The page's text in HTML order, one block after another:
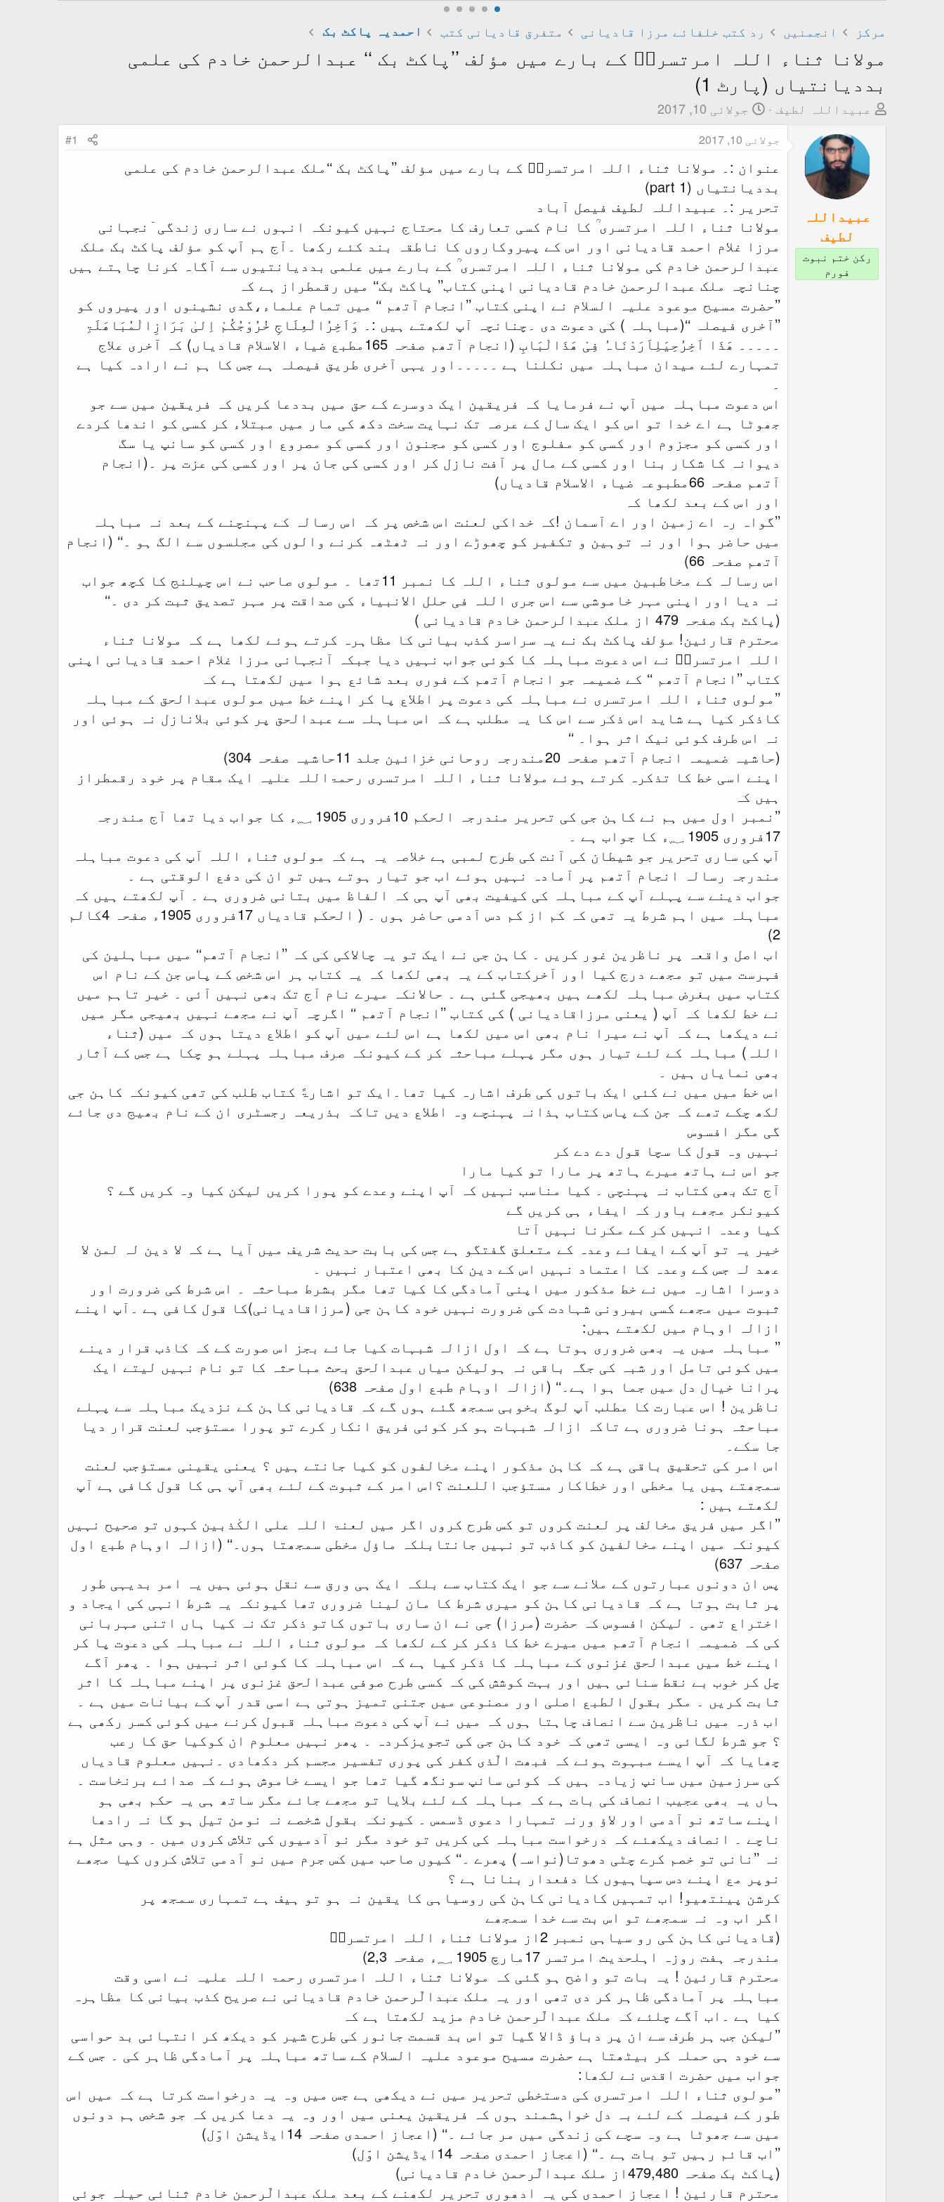
مرکز انجمنیں رد کتب خلفائے مرزا قادیانی متفرق قادیانی کتب احمدیہ پاکٹ بک
مولانا ثناء اللہ امرتسریؒ کے بارے میں مؤلف ’’پاکٹ بک ‘‘ عبدالرحمن خادم کی علمی
بددیانتیاں (پارٹ 1)
T
e
a
a
r
t
عبیداللہ لطیف
ت
ا
ر
خ
ا
ب
ت
ا
ء
جولائی 10, 2017
عبیداللہ
لطیف
رکن ختم نبوت
فورم
جولائی 10, 2017 #1
عنوان :۔ مولانا ثناء اللہ امرتسریؒ کے بارے میں مؤلف ’’پاکٹ بک ‘‘ملک عبدالرحمن خادم کی علمی
بددیانتیاں (part 1)
تحریر :۔ عبیداللہ لطیف فیصل آباد
مولانا ثناء اللہ امرتسری ؒ کا نام کسی تعارف کا محتاج نہیں کیونکہ انہوں نے ساری زندگی ٓنجہانی
مرزا غلام احمد قادیانی اور اس کے پیروکاروں کا ناطقہ بند کئے رکھا ۔آج ہم آپ کو مؤلف پاکٹ بک ملک
عبدالرحمن خادم کی مولانا ثناء اللہ امرتسری ؒ کے بارے میں علمی بددیانتیوں سے آگاہ کرنا چاہتے ہیں
چنانچہ ملک عبدالرحمن خادم قادیانی اپنی کتاب’’ پاکٹ بک‘‘ میں رقمطراز ہے کہ
’’حضرت مسیح موعود علیہ السلام نے اپنی کتاب ’’انجام آتھم ‘‘ میں تمام علماء،گدی نشینوں اور پیروں کو
’’آخری فیصلہ ‘‘(مباہلہ ) کی دعوت دی ۔چنانچہ آپ لکھتے ہیں :۔ وَاَخِرُالْعِلَاجِ خُرُوْجُکُمْ اِلیٰ بَرَازِالْمُبَاھَلَۃِ
۔۔۔۔۔ ھَذَا اَخِرُحِیَلِاَرَدْنَاہُ فِیْ ھَذَالْبَابِ (انجام آتھم صفحہ 165مطبع ضیاء الاسلام قادیاں) کہ آخری علاج
تمہارے لئے میدان مباہلہ میں نکلنا ہے ۔۔۔۔۔اور یہی آخری طریق فیصلہ ہے جس کا ہم نے ارادہ کیا ہے
۔
اس دعوت مباہلہ میں آپ نے فرمایا کہ فریقین ایک دوسرے کے حق میں بددعا کریں کہ فریقین میں سے جو
جھوٹا ہے اے خدا تو اس کو ایک سال کے عرصہ تک نہایت سخت دکھ کی مار میں مبتلاء کر کسی کو اندھا کردے
اور کسی کو مجزوم اور کسی کو مفلوج اور کسی کو مجنون اور کسی کو مصروع اور کسی کو سانپ یا سگ
دیوانہ کا شکار بنا اور کسی کے مال پر آفت نازل کر اور کسی کی جان پر اور کسی کی عزت پر ۔(انجام
آتھم صفحہ 66مطبوعہ ضیاء الاسلام قادیاں)
اور اس کے بعد لکھا کہ
’’گواہ رہ اے زمین اور اے آسمان !کہ خداکی لعنت اس شخص پر کہ اس رسالہ کے پہنچنے کے بعد نہ مباہلہ
میں حاضر ہوا اور نہ توہین و تکفیر کو چھوڑے اور نہ ٹھٹھہ کرنے والوں کی مجلسوں سے الگ ہو ۔‘‘ (انجام
آتھم صفحہ 66)
اس رسالہ کے مخاطبین میں سے مولوی ثناء اللہ کا نمبر 11تھا ۔ مولوی صاحب نے اس چیلنج کا کچھ جواب
نہ دیا اور اپنی مہر خاموشی سے اس جری اللہ فی حلل الانبیاء کی صداقت پر مہر تصدیق ثبت کر دی ۔‘‘
(پاکٹ بک صفحہ 479 از ملک عبدالرحمن خادم قادیانی )
محترم قارئین! مؤلف پاکٹ بک نے یہ سراسر کذب بیانی کا مظاہرہ کرتے ہوئے لکھا ہے کہ مولانا ثناء
اللہ امرتسریؒ نے اس دعوت مباہلہ کا کوئی جواب نہیں دیا جبکہ آنجہانی مرزا غلام احمد قادیانی اپنی
کتاب ’’انجام آتھم ‘‘ کے ضمیمہ جو انجام آتھم کے فوری بعد شائع ہوا میں لکھتا ہے کہ
’’مولوی ثناء اللہ امرتسری نے مباہلہ کی دعوت پر اطلاع پا کر اپنے خط میں مولوی عبدالحق کے مباہلہ
کاذکر کیا ہے شاید اس ذکر سے اس کا یہ مطلب ہے کہ اس مباہلہ سے عبدالحق پر کوئی بلانازل نہ ہوئی اور
نہ اس طرف کوئی نیک اثر ہوا۔ ‘‘
(حاشیہ ضمیمہ انجام آتھم صفحہ 20مندرجہ روحانی خزائین جلد 11حاشیہ صفحہ 304)
اپنے اسی خط کا تذکرہ کرتے ہوئے مولانا ثناء اللہ امرتسری رحمۃاللہ علیہ ایک مقام پر خود رقمطراز
ہیں کہ
’’نمبر اول میں ہم نے کاہن جی کی تحریر مندرجہ الحکم 10فروری 1905 ؁ء کا جواب دیا تھا آج مندرجہ
17فروری 1905 ؁ء کا جواب ہے ۔
آپ کی ساری تحریر جو شیطان کی آنت کی طرح لمبی ہے خلاصہ یہ ہے کہ مولوی ثناء اللہ آپ کی دعوت مباہلہ
مندرجہ رسالہ انجام آتھم پر آمادہ نہیں ہوئے اب جو تیار ہوتے ہیں تو ان کی دفع الوقتی ہے ۔
جواب دینے سے پہلے آپ کے مباہلہ کی کیفیت بھی آپ ہی کہ الفاظ میں بتانی ضروری ہے ۔ آپ لکھتے ہیں کہ
مباہلہ میں اہم شرط یہ تھی کہ کم از کم دس آدمی حاضر ہوں ۔ ( الحکم قادیاں 17فروری 1905ء صفحہ 4کالم
2)
اب اصل واقعہ پر ناظرین غور کریں ۔ کاہن جی نے ایک تو یہ چالاکی کی کہ ’’انجام آتھم‘‘ میں مباہلین کی
فہرست میں تو مجھے درج کیا اور آخرکتاب کے یہ بھی لکھا کہ یہ کتاب ہر اس شخص کے پاس جن کے نام اس
کتاب میں بغرض مباہلہ لکھے ہیں بھیجی گئی ہے ۔ حالانکہ میرے نام آج تک بھی نہیں آئی ۔ خیر تاہم میں
نے خط لکھا کہ آپ ( یعنی مرزاقادیانی ) کی کتاب ’’انجام آتھم ‘‘ اگرچہ آپ نے مجھے نہیں بھیجی مگر میں
نے دیکھا ہے کہ آپ نے میرا نام بھی اس میں لکھا ہے اس لئے میں آپ کو اطلاع دیتا ہوں کہ میں (ثناء
اللہ) مباہلہ کے لئے تیار ہوں مگر پہلے مباحثہ کر کے کیونکہ صرف مباہلہ پہلے ہو چکا ہے جس کے آثار
بھی نمایاں ہیں ۔
اس خط میں میں نے کئی ایک باتوں کی طرف اشارہ کیا تھا۔ایک تو اشارۃً کتاب طلب کی تھی کیونکہ کاہن جی
لکھ چکے تھے کہ جن کے پاس کتاب ہذانہ پہنچے وہ اطلاع دیں تاکہ بذریعہ رجسٹری ان کے نام بھیج دی جائے
گی مگر افسوس
نہیں وہ قول کا سچا قول دے دے کر
جو اس نے ہاتھ میرے ہاتھ پر مارا تو کیا مارا
آج تک بھی کتاب نہ پہنچی ۔ کیا مناسب نہیں کہ آپ اپنے وعدے کو پورا کریں لیکن کیا وہ کریں گے ؟
کیونکر مجھے باور کہ ایفاء ہی کریں گے
کیا وعدہ انہیں کر کے مکرنا نہیں آتا
خیر یہ تو آپ کے ایفائے وعدہ کے متعلق گفتگو ہے جس کی بابت حدیث شریف میں آیا ہے کہ لا دین لہ لمن لا
عھد لہ جس کے وعدہ کا اعتماد نہیں اس کے دین کا بھی اعتبار نہیں ۔
دوسرا اشارہ میں نے خط مذکور میں اپنی آمادگی کا کیا تھا مگر بشرط مباحثہ ۔ اس شرط کی ضرورت اور
ثبوت میں مجھے کسی بیرونی شہادت کی ضرورت نہیں خود کاہن جی (مرزاقادیانی)کا قول کافی ہے ۔آپ اپنے
ازالہ اوہام میں لکھتے ہیں:
’’ مباہلہ میں یہ بھی ضروری ہوتا ہے کہ اول ازالہ شبہات کیا جائے بجز اس صورت کے کہ کاذب قرار دینے
میں کوئی تامل اور شبہ کی جگہ باقی نہ ہولیکن میاں عبدالحق بحث مباحثہ کا تو نام نہیں لیتے ایک
پرانا خیال دل میں جما ہوا ہے۔‘‘ (ازالہ اوہام طبع اول صفحہ 638)
ناظرین ! اس عبارت کا مطلب آپ لوگ بخوبی سمجھ گئے ہوں گے کہ قادیانی کاہن کے نزدیک مباہلہ سے پہلے
مباحثہ ہونا ضروری ہے تاکہ ازالہ شبہات ہو کر کوئی فریق انکار کرے تو پورا مستؤجب لعنت قرار دیا
جا سکے۔
اس امر کی تحقیق باقی ہے کہ کاہن مذکور اپنے مخالفوں کو کیا جانتے ہیں ؟ یعنی یقینی مستؤجب لعنت
سمجھتے ہیں یا مخطی اور خطاکار مستؤجب اللعنت ؟اس امر کے ثبوت کے لئے بھی آپ ہی کا قول کافی ہے آپ
لکھتے ہیں :
’’اگر میں فریق مخالف پر لعنت کروں تو کس طرح کروں اگر میں لعنۃ اللہ علی الکٰذبین کہوں تو صحیح نہیں
کیونکہ میں اپنے مخالفین کو کاذب تو نہیں جانتابلکہ ماؤل مخطی سمجھتا ہوں۔‘‘ (ازالہ اوہام طبع اول
صفحہ 637)
پس ان دونوں عبارتوں کے ملانے سے جو ایک کتاب سے بلکہ ایک ہی ورق سے نقل ہوئی ہیں یہ امر بدیہی طور
پر ثابت ہوتا ہے کہ قادیانی کاہن کو میری شرط کا مان لینا ضروری تھا کیونکہ یہ شرط انہی کی ایجاد و
اختراع تھی ۔ لیکن افسوس کہ حضرت (مرزا) جی نے ان ساری باتوں کاتو ذکر تک نہ کیا ہاں اتنی مہربانی
کی کہ ضمیمہ انجام آتھم میں میرے خط کا ذکر کر کے لکھا کہ مولوی ثناء اللہ نے مباہلہ کی دعوت پا کر
اپنے خط میں عبدالحق غزنوی کے مباہلہ کا ذکر کیا ہے کہ اس مباہلہ کا کوئی اثر نہیں ہوا ۔ پھر آگے
چل کر خوب بے نقط سنائی ہیں اور بہت کوشش کی کہ کسی طرح صوفی عبدالحق غزنوی پر اپنے مباہلہ کا اثر
ثابت کریں ۔ مگر بقول الطبع اصلی اور مصنوعی میں جتنی تمیز ہوتی ہے اسی قدر آپ کے بیانات میں ہے ۔
اب ذرہ میں ناظرین سے انصاف چاہتا ہوں کہ میں نے آپ کی دعوت مباہلہ قبول کرنے میں کوئی کسر رکھی ہے
؟ جو شرط لگائی وہ ایسی تھی کہ خود کاہن جی کی تجویزکردہ ۔ پھر نہیں معلوم ان کوکیا حق کا رعب
چھایا کہ آپ ایسے مبہوت ہوئے کہ فبھت الّذی کفر کی پوری تفسیر مجسم کر دکھادی ۔نہیں معلوم قادیاں
کی سرزمین میں سانپ زیادہ ہیں کہ کوئی سانپ سونگھ گیا تھا جو ایسے خاموش ہوئے کہ صدائے برنخاست ۔
ہاں یہ بھی عجیب انصاف کی بات ہے کہ مباہلہ کے لئے بلایا تو مجھے جائے مگر ساتھ ہی یہ حکم بھی ہو
اپنے ساتھ نو آدمی اور لاؤ ورنہ تمہارا دعوی ڈسمس ۔ کیونکہ بقول شخصے نہ نومن تیل ہو گا نہ رادھا
ناچے ۔ انصاف دیکھئے کہ درخواست مباہلہ کی کریں تو خود مگر نو آدمیوں کی تلاش کروں میں ۔ وہی مثل ہے
نہ ’’نانی تو خصم کرے چٹی دھوتا(نواسہ) پھرے ۔‘‘ کیوں صاحب میں کس جرم میں نو آدمی تلاش کروں کیا مجھے
نوپر مع اپنے دس سپاہیوں کا دفعدار بنانا ہے ؟
کرشن پینتھیو! اب تمہیں کادیانی کاہن کی روسیاہی کا یقین نہ ہو تو ہیف ہے تمہاری سمجھ پر
اگر اب وہ نہ سمجھے تو اس بت سے خدا سمجھے
(قادیانی کاہن کی رو سیاہی نمبر 2از مولانا ثناء اللہ امرتسریؒ
مندرجہ ہفت روزہ اہلحدیث امرتسر 17مارچ 1905 ؁ء صفحہ 2,3)
محترم قارئین ! یہ بات تو واضح ہو گئی کہ مولانا ثناء اللہ امرتسری رحمۃ اللہ علیہ نے اسی وقت
مباہلہ پر آمادگی ظاہر کر دی تھی اور یہ ملک عبدالّرحمن خادم قادیانی نے صریح کذب بیانی کا مظاہرہ
کیا ہے ۔اب آگے چلئے کہ ملک عبدالّرحمن خادم مزید لکھتا ہے کہ
’’لیکن جب ہر طرف سے ان پر دباؤ ڈالا گیا تو اس بد قسمت جانور کی طرح شیر کو دیکھ کر انتہائی بد حواسی
سے خود ہی حملہ کر بیٹھتا ہے حضرت مسیح موعود علیہ السلام کے ساتھ مباہلہ پر آمادگی ظاہر کی ۔ جس کے
جواب میں حضرت اقدس نے لکھا:
’’مولوی ثناء اللہ امرتسری کی دستخطی تحریر میں نے دیکھی ہے جس میں وہ یہ درخواست کرتا ہے کہ میں اس
طور کے فیصلہ کے لئے بہ دل خواہشمند ہوں کہ فریقین یعنی میں اور وہ یہ دعا کریں کہ جو شخص ہم دونوں
میں سے جھوٹا ہے وہ سچے کی زندگی میں مر جائے ۔‘‘ (اعجاز احمدی صفحہ 14ایڈیشن اوّل)
’’اب قائم رہیں تو بات ہے ۔‘‘ (اعجاز احمدی صفحہ 14ایڈیشن اوّل)
(پاکٹ بک صفحہ 479,480از ملک عبدالّرحمن خادم قادیانی)
محترم قارئین ! اعجاز احمدی کی یہ ادھوری تحریر لکھنے کے بعد ملک عبدالّرحمن خادم ثنائی حیلہ جوئی